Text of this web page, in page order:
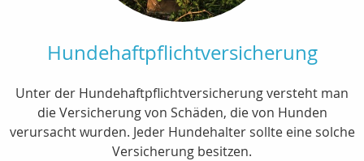
Hundehaftpflichtversicherung
Unter der Hundehaftpflichtversicherung versteht man
die Versicherung von Schäden, die von Hunden
verursacht wurden. Jeder Hundehalter sollte eine solche
Versicherung besitzen.